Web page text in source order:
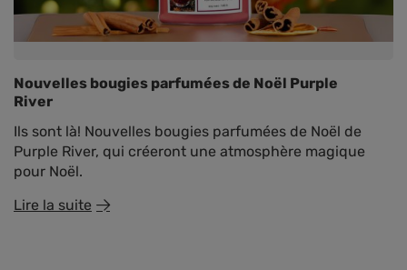
Nouvelles bougies parfumées de Noël Purple
River
Ils sont là! Nouvelles bougies parfumées de Noël de
Purple River, qui créeront une atmosphère magique
pour Noël.
Lire la suite